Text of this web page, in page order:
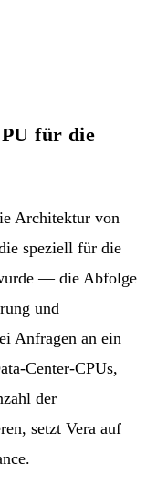
für die
Architektur von
speziell für die
— die Abfolge
und
Anfragen an ein
Center-CPUs,
der
setzt Vera auf